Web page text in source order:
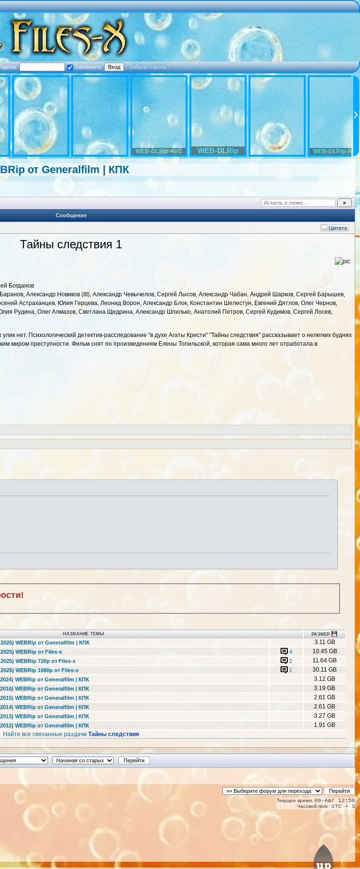
Запомнить ·Забыли пароль?
WEB-DLRip-AVC WEB-DLRip WEB-DLRip-AVC
от Generalfilm | КПК
Сообщение
Тайны следствия 1
Богданов
Александр Новиков (III), Александр Чевычелов, Сергей Лысов, Александр Чабан, Андрей Шарков, Сергей Барышев,
Астраханцев, Юлия Герцева, Леонид Ворон, Александр Блок, Константин Шелестун, Евгений Дятлов, Олег Чернов,
Рудина, Олег Алмазов, Светлана Щедрина, Александр Шпилько, Анатолий Петров, Сергей Кудимов, Сергей Лосев,
нет. Психологический детектив-расследование "в духе Агаты Кристи" "Тайны следствия" рассказывает о нелегких буднях
миром преступности. Фильм снят по произведениям Елены Топильской, которая сама много лет отработала в
НАЗВАНИЕ ТЕМЫ РАЗМЕР
WEBRip от Generalfilm | КПК
3.11 GB
WEBRip от Files-x 4
10.45 GB
WEBRip 720p от Files-x 2
11.64 GB
WEBRip 1080p от Files-x 1
30.11 GB
WEBRip от Generalfilm | КПК
3.12 GB
WEBRip от Generalfilm | КПК
3.19 GB
WEBRip от Generalfilm | КПК
2.61 GB
WEBRip от Generalfilm | КПК
2.61 GB
WEBRip от Generalfilm | КПК
3.27 GB
WEBRip от Generalfilm | КПК
1.91 GB
Найти все связанные раздачи Тайны следствия
Текущее время: 09-Авг 12:50
Часовой пояс: UTC + 3